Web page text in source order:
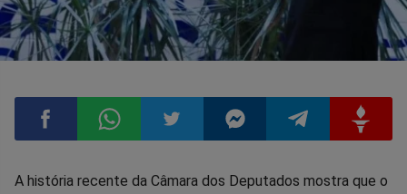
CompartilharCompartilharCompartilharCompartilharCompartilhar
A história recente da Câmara dos Deputados mostra que o